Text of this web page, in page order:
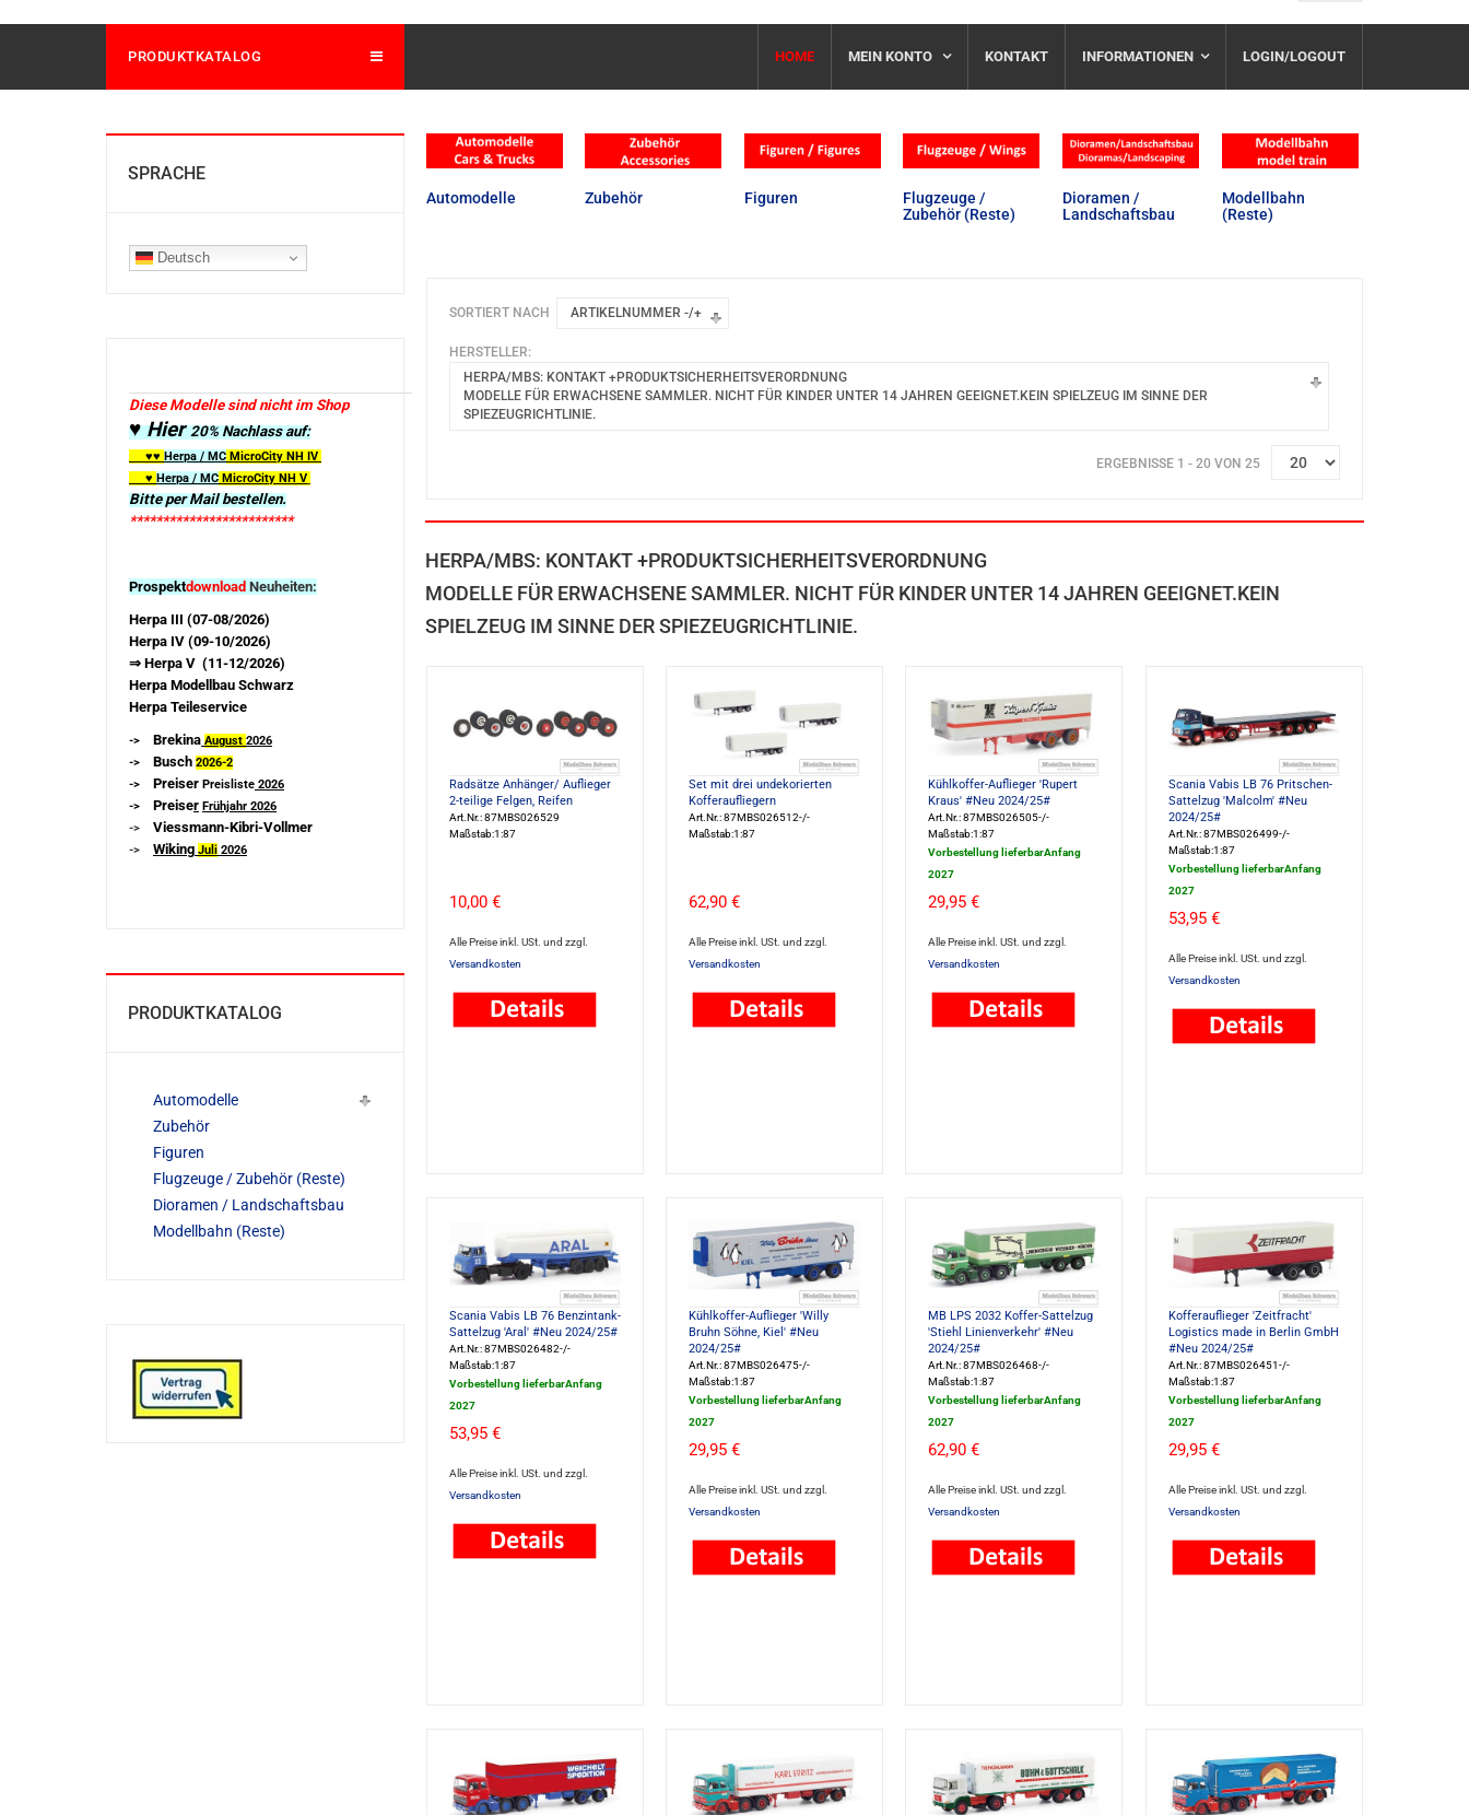
PRODUKTKATALOG HOME MEIN KONTO KONTAKT INFORMATIONEN LOGIN/LOGOUT
Automodelle Zubehör Figuren
Flugzeuge /
Zubehör (Reste)
Dioramen /
Landschaftsbau
Modellbahn
(Reste)
SORTIERT NACH ARTIKELNUMMER -/+
HERSTELLER:
HERPA/MBS: KONTAKT +PRODUKTSICHERHEITSVERORDNUNG
MODELLE FÜR ERWACHSENE SAMMLER. NICHT FÜR KINDER UNTER 14 JAHREN GEEIGNET.KEIN SPIELZEUG IM SINNE DER
SPIEZEUGRICHTLINIE.
ERGEBNISSE 1 - 20 VON 25
HERPA/MBS: KONTAKT +PRODUKTSICHERHEITSVERORDNUNG
MODELLE FÜR ERWACHSENE SAMMLER. NICHT FÜR KINDER UNTER 14 JAHREN GEEIGNET.KEIN
SPIELZEUG IM SINNE DER SPIEZEUGRICHTLINIE.
Radsätze Anhänger/ Auflieger
2-teilige Felgen, Reifen
Art.Nr.: 87MBS026529
Maßstab:1:87
10,00 €
Alle Preise inkl. USt. und zzgl.
Versandkosten
Set mit drei undekorierten
Kofferaufliegern
Art.Nr.: 87MBS026512-/-
Maßstab:1:87
62,90 €
Alle Preise inkl. USt. und zzgl.
Versandkosten
Kühlkoffer-Auflieger 'Rupert
Kraus' #Neu 2024/25#
Art.Nr.: 87MBS026505-/-
Maßstab:1:87
Vorbestellung lieferbarAnfang
2027
29,95 €
Alle Preise inkl. USt. und zzgl.
Versandkosten
Scania Vabis LB 76 Pritschen-
Sattelzug 'Malcolm' #Neu
2024/25#
Art.Nr.: 87MBS026499-/-
Maßstab:1:87
Vorbestellung lieferbarAnfang
2027
53,95 €
Alle Preise inkl. USt. und zzgl.
Versandkosten
Scania Vabis LB 76 Benzintank-
Sattelzug 'Aral' #Neu 2024/25#
Art.Nr.: 87MBS026482-/-
Maßstab:1:87
Vorbestellung lieferbarAnfang
2027
53,95 €
Alle Preise inkl. USt. und zzgl.
Versandkosten
Kühlkoffer-Auflieger 'Willy
Bruhn Söhne, Kiel' #Neu
2024/25#
Art.Nr.: 87MBS026475-/-
Maßstab:1:87
Vorbestellung lieferbarAnfang
2027
29,95 €
Alle Preise inkl. USt. und zzgl.
Versandkosten
MB LPS 2032 Koffer-Sattelzug
'Stiehl Linienverkehr' #Neu
2024/25#
Art.Nr.: 87MBS026468-/-
Maßstab:1:87
Vorbestellung lieferbarAnfang
2027
62,90 €
Alle Preise inkl. USt. und zzgl.
Versandkosten
Kofferauflieger 'Zeitfracht'
Logistics made in Berlin GmbH
#Neu 2024/25#
Art.Nr.: 87MBS026451-/-
Maßstab:1:87
Vorbestellung lieferbarAnfang
2027
29,95 €
Alle Preise inkl. USt. und zzgl.
Versandkosten
SPRACHE
Deutsch
Diese Modelle sind nicht im Shop
♥ Hier20% Nachlass auf:
♥♥ Herpa / MC MicroCity NH IV
♥ Herpa / MC MicroCity NH V
Bitte per Mail bestellen.
*************************
Prospektdownload Neuheiten:
Herpa III (07-08/2026)
Herpa IV (09-10/2026)
⇒ Herpa V (11-12/2026)
Herpa Modellbau Schwarz
Herpa Teileservice
-> Brekina August 2026
-> Busch 2026-2
-> Preiser Preisliste 2026
-> Preiser Frühjahr 2026
-> Viessmann-Kibri-Vollmer
-> Wiking Juli 2026
PRODUKTKATALOG
Automodelle
Zubehör
Figuren
Flugzeuge / Zubehör (Reste)
Dioramen / Landschaftsbau
Modellbahn (Reste)